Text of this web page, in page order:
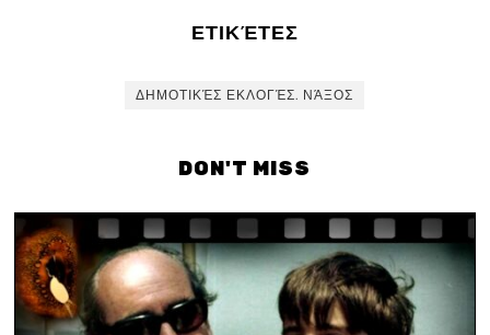
ΕΤΙΚΈΤΕΣ
ΔΗΜΟΤΙΚΈΣ ΕΚΛΟΓΈΣ. ΝΆΞΟΣ
DON'T MISS